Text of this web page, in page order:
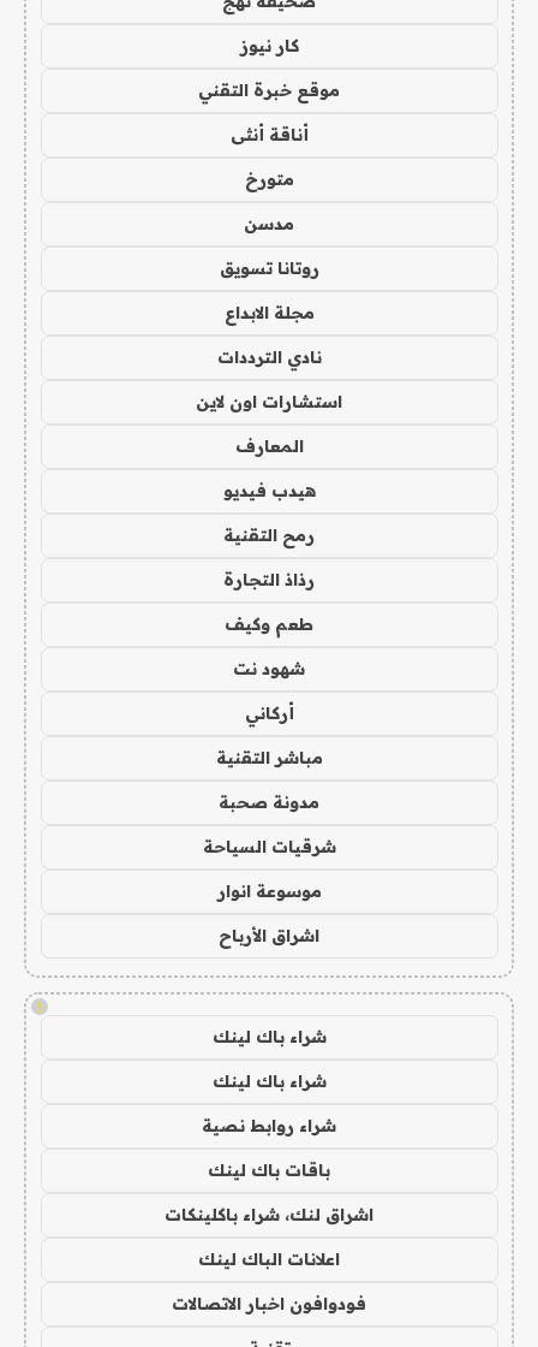
كار نيوز
موقع خبرة التقني
أناقة أنثى
متورخ
مدسن
روتانا تسويق
مجلة الابداع
نادي الترددات
استشارات اون لاين
المعارف
هيدب فيديو
رمح التقنية
رذاذ التجارة
طعم وكيف
شهود نت
أركاني
مباشر التقنية
مدونة صحبة
شرقيات السياحة
موسوعة انوار
اشراق الأرباح
!
شراء باك لينك
شراء باك لينك
شراء روابط نصية
باقات باك لينك
اشراق لنك، شراء باكلينكات
اعلانات الباك لينك
فودوافون اخبار الاتصالات